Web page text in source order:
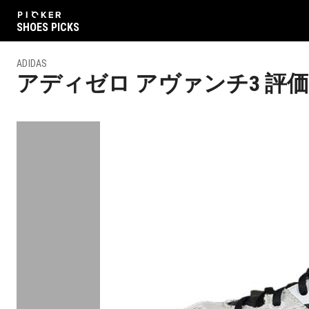
SHOES PICKS
ADIDAS
アディゼロ アヴァンチ3 評